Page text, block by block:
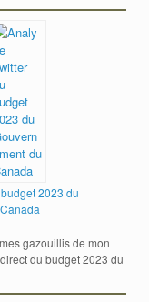
2023 du
gazouillis de mon
du budget 2023 du